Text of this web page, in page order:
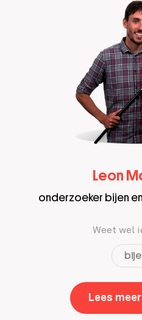
Leon
onderzoeker bijen
Weet wel
Lees